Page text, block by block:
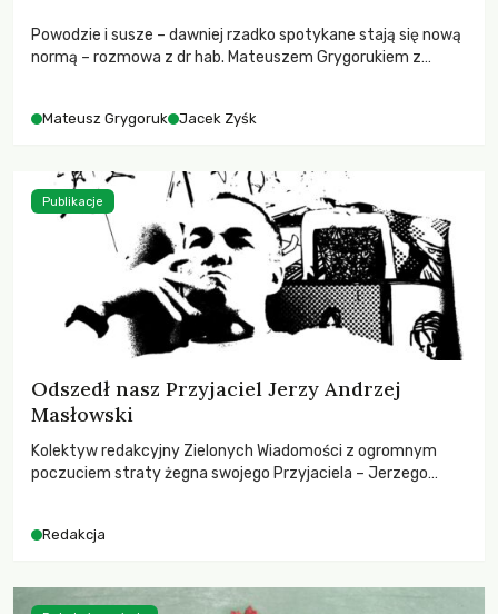
Powodzie i susze – dawniej rzadko spotykane stają się nową
normą – rozmowa z dr hab. Mateuszem Grygorukiem z
Mateusz Grygoruk Jacek Zyśk
Odszedł nasz Przyjaciel Jerzy Andrzej
Masłowski
Kolektyw redakcyjny Zielonych Wiadomości z ogromnym
poczuciem straty żegna swojego Przyjaciela – Jerzego
Redakcja
Publikacje